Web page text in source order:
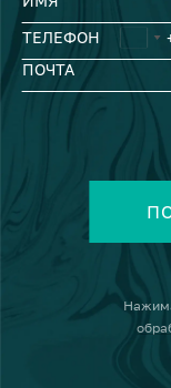
ТЕЛЕФОН
ПОЧТА